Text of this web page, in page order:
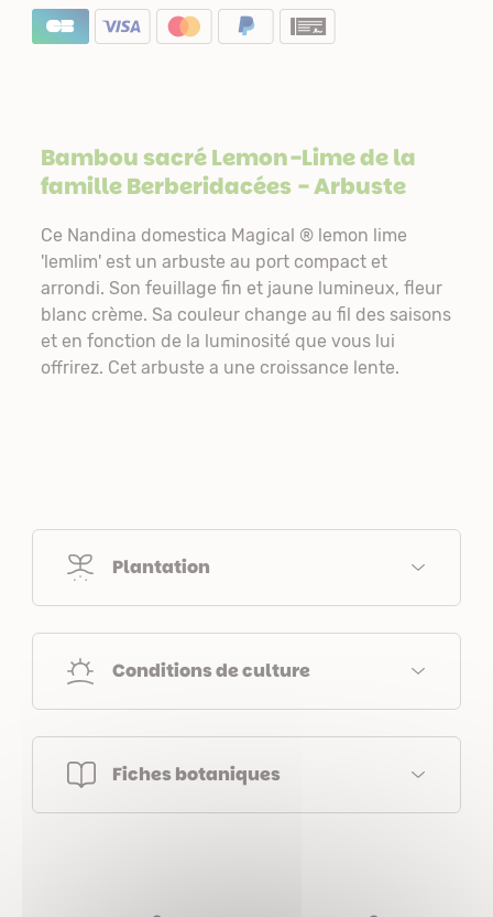
Bambou sacré Lemon-Lime de la
familleBerberidacées- Arbuste
Ce Nandina domestica Magical ® lemon lime
'lemlim' est un arbuste au port compact et
arrondi. Son feuillage fin et jaune lumineux, fleur
blanc crème. Sa couleur change au fil des saisons
et en fonction de la luminosité que vous lui
offrirez. Cet arbuste a une croissance lente.
Plantation
Conditions de culture
Fiches botaniques